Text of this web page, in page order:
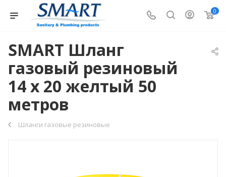
0
SMART Шланг
газовый резиновый
14 х 20 желтый 50
метров
Шланги газовые резиновые